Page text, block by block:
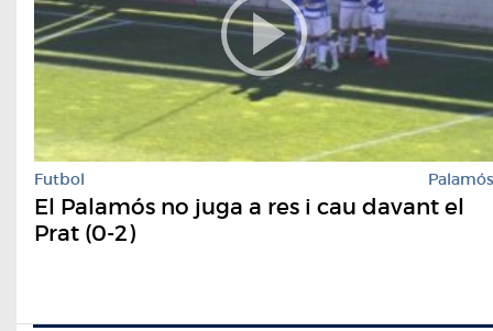
Futbol Palamós
El Palamós no juga a res i cau davant el
Prat (0-2)